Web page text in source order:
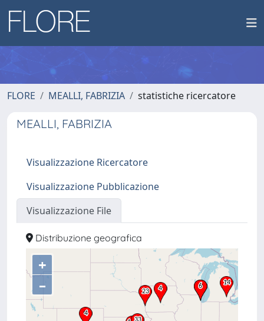
FLORE MEALLI, FABRIZIA statistiche ricercatore
MEALLI, FABRIZIA
Visualizzazione Ricercatore
Visualizzazione Pubblicazione
Visualizzazione File
Distribuzione geografica
+
–